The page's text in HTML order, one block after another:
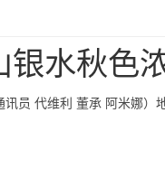
银水秋色
讯员 代维利 董承 阿米娜